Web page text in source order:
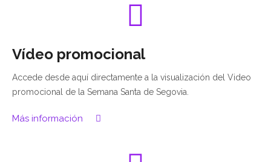
Vídeo promocional
Accede desde aquí directamente a la visualización del Video
promocional de la Semana Santa de Segovia.
Más información